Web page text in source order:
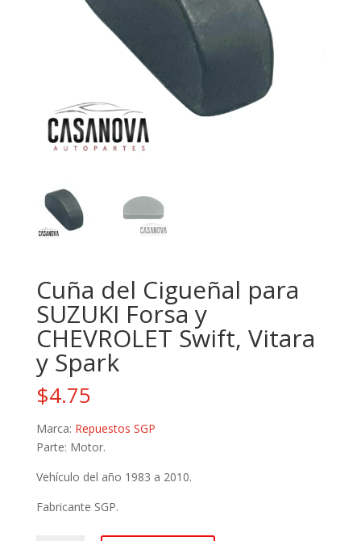
Cuña del Cigueñal para
SUZUKI Forsa y
CHEVROLET Swift, Vitara
y Spark
$4.75
Marca: Repuestos SGP
Parte: Motor.
Vehículo del año 1983 a 2010.
Fabricante SGP.